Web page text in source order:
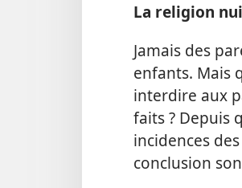
La religion
Jamais des
enfants. Mais
interdire aux
faits ? Depuis
incidences
conclusion